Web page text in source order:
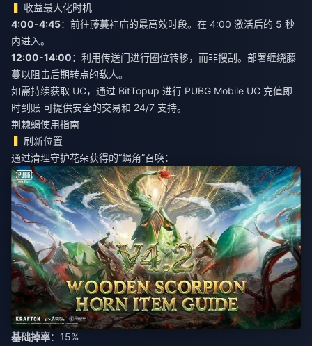
收益最大化时机
4:00-4:45：前往藤蔓神庙的最高效时段。在 4:00 激活后的 5 秒
内进入。
12:00-14:00：利用传送门进行圈位转移，而非搜刮。部署缠绕藤
蔓以阻击后期转点的敌人。
如需持续获取 UC，通过 BitTopup 进行 PUBG Mobile UC 充值即
时到账 可提供安全的交易和 24/7 支持。
荆棘蝎使用指南
刷新位置
通过清理守护花朵获得的“蝎角”召唤：
基础掉率：15%